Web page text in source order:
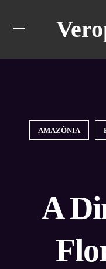
AMAZÔNIA
A
Turn off snow